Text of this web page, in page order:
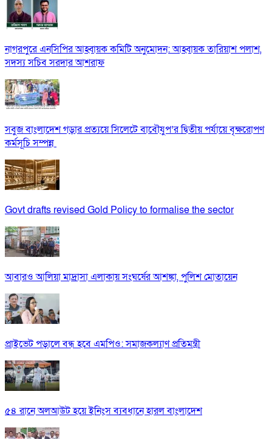
নাগরপুরে এনসিপির আহ্বায়ক কমিটি অনুমোদন: আহ্বায়ক তারিয়াশ পলাশ,
সদস্য সচিব সরদার আশরাফ
সবুজ বাংলাদেশ গড়ার প্রত্যয়ে সিলেটে বাবৌযুপ’র দ্বিতীয় পর্যায়ে বৃক্ষরোপণ
কর্মসূচি সম্পন্ন
Govt drafts revised Gold Policy to formalise the sector
আবারও আলিয়া মাদ্রাসা এলাকায় সংঘর্ষের আশঙ্কা, পুলিশ মোতায়েন
প্রাইভেট পড়ালে বন্ধ হবে এমপিও: সমাজকল্যাণ প্রতিমন্ত্রী
৫৪ রানে অলআউট হয়ে ইনিংস ব্যবধানে হারল বাংলাদেশ